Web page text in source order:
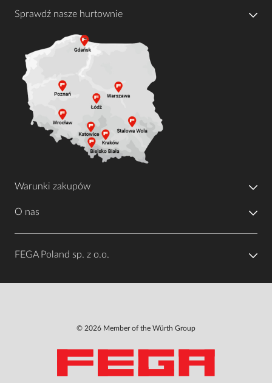
Sprawdź nasze hurtownie
Warunki zakupów
O nas
FEGA Poland sp. z o.o.
© 2026 Member of the Würth Group